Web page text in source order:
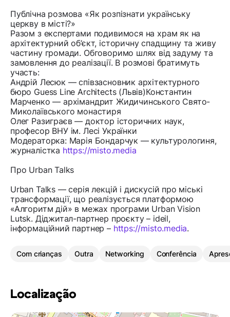
Публічна розмова «Як розпізнати українську
церкву в місті?»
Разом з експертами подивимося на храм як на
архітектурний об’єкт, історичну спадщину та живу
частину громади. Обговоримо шлях від задуму та
замовлення до реалізації. В розмові братимуть
участь:
Андрій Лесюк — співзасновник архітектурного
бюро Guess Line Architects (Львів)Константин
Марченко — архімандрит Жидичинського Свято-
Миколаївського монастиря
Олег Разиграєв — доктор історичних наук,
професор ВНУ ім. Лесі Українки
Модераторка: Марія Бондарчук — культурологиня,
журналістка https://misto.media
Про Urban Talks
Urban Talks — серія лекцій і дискусій про міські
трансформації, що реалізується платформою
«Алгоритм дій» в межах програми Urban Vision
Lutsk. Діджитал-партнер проєкту – ideil,
інформаційний партнер – https://misto.media.
Com crianças Outra Networking Conferência
Localização